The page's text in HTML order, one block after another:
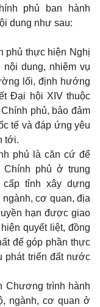
phủ ban hành
dung như sau:
phủ thực hiện Nghị
dung, nhiệm vụ
lối, định hướng
Đại hội XIV thuộc
phủ, bảo đảm
tế và đáp ứng yêu
tới.
phủ là căn cứ để
phủ ở trung
tỉnh xây dựng
cơ quan, địa
hạn được giao
quyết liệt, đồng
để góp phần thực
phát triển đất nước
Chương trình hành
ngành, cơ quan ở